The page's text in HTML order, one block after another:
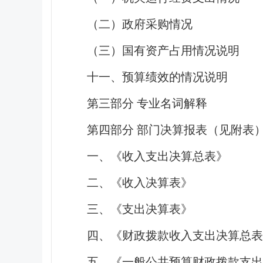
（二）政府采购情况
（三）国有资产占用情况说明
十一、预算绩效的情况说明
第三部分 专业名词解释
第四部分 部门决算报表（见附表）
一、《收入支出决算总表》
二、《收入决算表》
三、《支出决算表》
四、《财政拨款收入支出决算总表